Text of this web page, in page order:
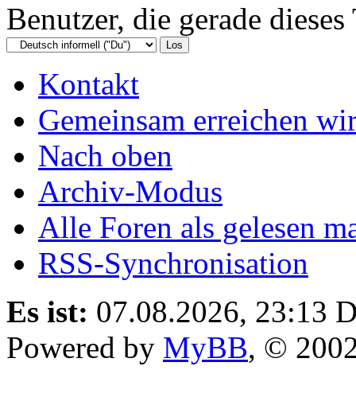
Benutzer, die gerade
Kontakt
Gemeinsam erreichen
Nach oben
Archiv-Modus
Alle Foren als gelesen
RSS-Synchronisation
Es ist: 07.08.2026, 23:13
Powered by MyBB, ©